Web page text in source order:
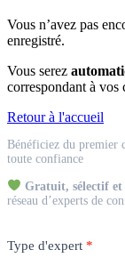
Vous n’avez pas
enregistré.
Vous serez
correspondant à vos
Retour à l'accueil
Expert
Bénéficiez du premier
toute confiance
Gratuit, sélectif et
réseau d’experts de
Type d'expert *